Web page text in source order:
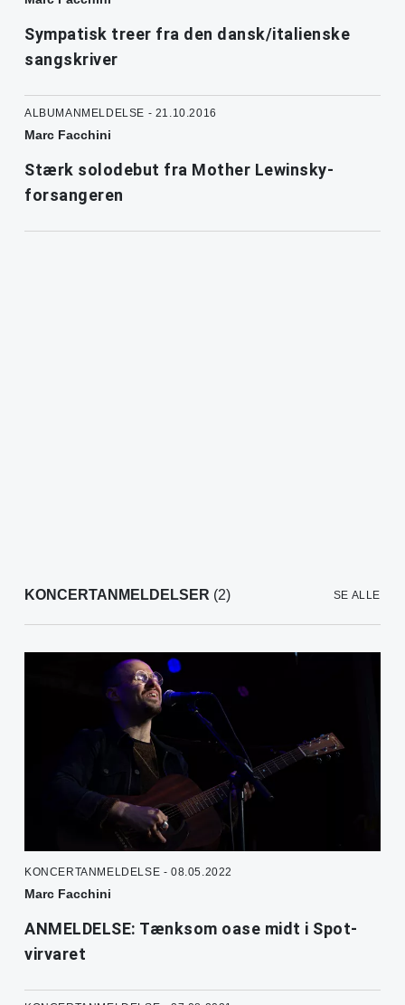
Sympatisk treer fra den dansk/italienske
sangskriver
ALBUMANMELDELSE - 21.10.2016
Marc Facchini
Stærk solodebut fra Mother Lewinsky-
forsangeren
KONCERTANMELDELSER (2) SE ALLE
KONCERTANMELDELSE - 08.05.2022
Marc Facchini
ANMELDELSE: Tænksom oase midt i Spot-
virvaret